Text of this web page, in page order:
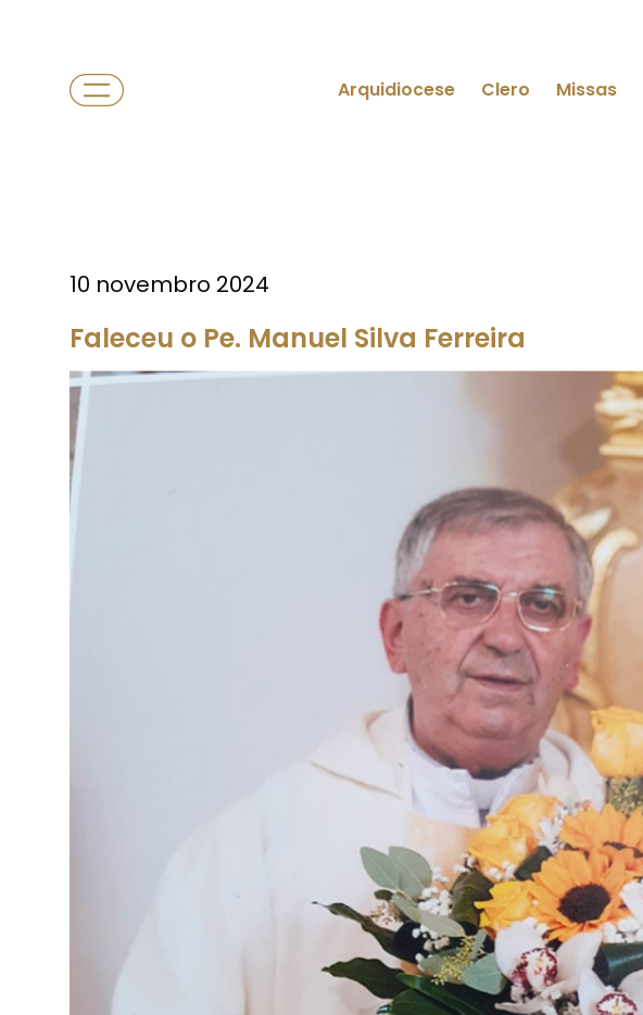
Arquidiocese Clero Missas
10 novembro 2024
Faleceu o Pe. Manuel Silva Ferreira